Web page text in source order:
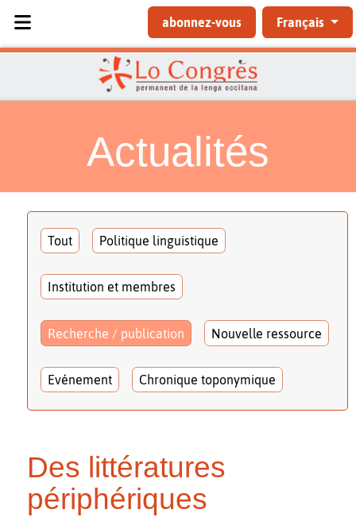
abonnez-vous Français
Actualités
Tout Politique linguistique
Institution et membres
Recherche / publication Nouvelle ressource
Evénement Chronique toponymique
Des littératures
périphériques